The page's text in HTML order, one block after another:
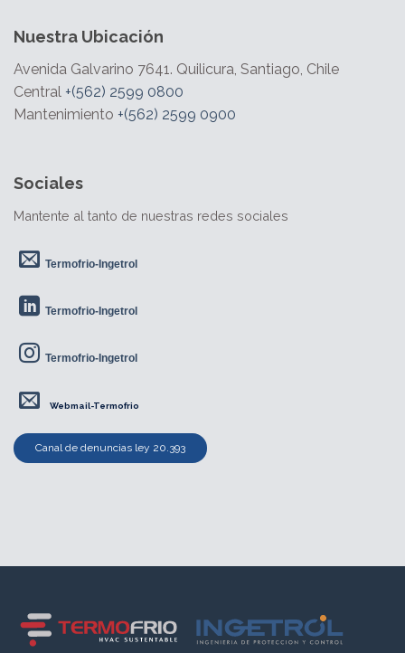
Nuestra Ubicación
Avenida Galvarino 7641. Quilicura, Santiago, Chile
Central +(562) 2599 0800
Mantenimiento +(562) 2599 0900
Sociales
Mantente al tanto de nuestras redes sociales
Termofrio-Ingetrol
Termofrio-Ingetrol
Termofrio-Ingetrol
Webmail-Termofrio
Canal de denuncias ley 20.393